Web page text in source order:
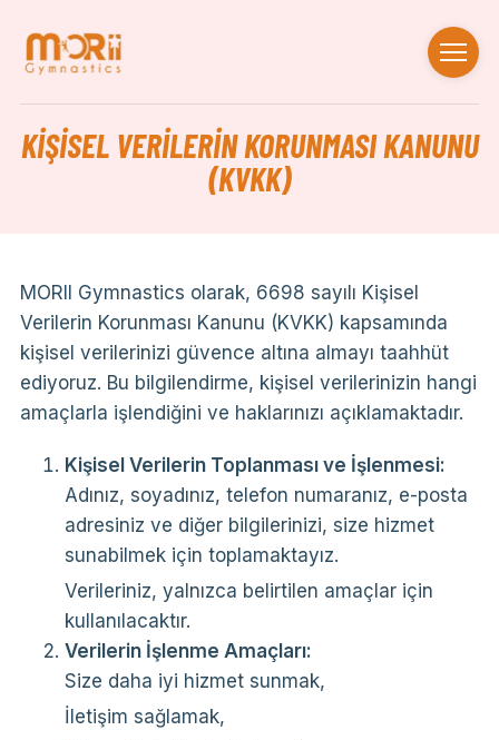
KIŞISEL VERILERIN KORUNMASI KANUNU
(KVKK)
MORII Gymnastics olarak, 6698 sayılı Kişisel
Verilerin Korunması Kanunu (KVKK) kapsamında
kişisel verilerinizi güvence altına almayı taahhüt
ediyoruz. Bu bilgilendirme, kişisel verilerinizin hangi
amaçlarla işlendiğini ve haklarınızı açıklamaktadır.
Kişisel Verilerin Toplanması ve İşlenmesi:
Adınız, soyadınız, telefon numaranız, e-posta
adresiniz ve diğer bilgilerinizi, size hizmet
sunabilmek için toplamaktayız.
Verileriniz, yalnızca belirtilen amaçlar için
kullanılacaktır.
Verilerin İşlenme Amaçları:
Size daha iyi hizmet sunmak,
İletişim sağlamak,